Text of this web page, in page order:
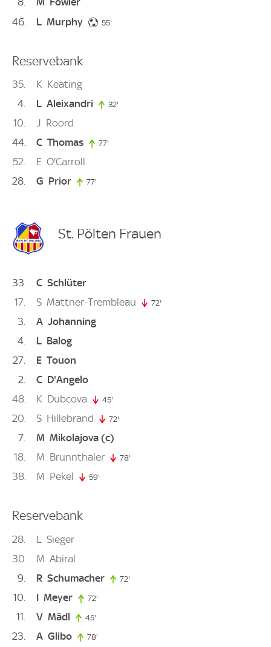
46
L Murphy 55'
Reservebank
35 K Keating
4
L Aleixandri 32'
10 J Roord
44
C Thomas 77'
52 E O'Carroll
28
G Prior 77'
St. Pölten Frauen
33 C Schlüter
17
S Mattner-Trembleau 72'
3 A Johanning
4
L Balog
27
E Touon
2
C D'Angelo
48
K Dubcova 45'
20 S Hillebrand 72'
7 M Mikolajova (c)
18
M Brunnthaler 78'
38 M Pekel 59'
Reservebank
28 L
Sieger
30
M Abiral
9
R Schumacher 72'
10 I Meyer 72'
11 V Mädl 45'
23 A Glibo 78'